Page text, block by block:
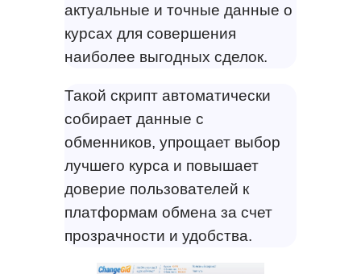
актуальные и точные данные о
курсах для совершения
наиболее выгодных сделок.
Такой скрипт автоматически
собирает данные с
обменников, упрощает выбор
лучшего курса и повышает
доверие пользователей к
платформам обмена за счет
прозрачности и удобства.